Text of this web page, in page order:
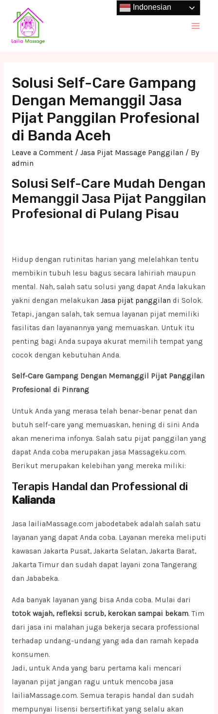
content
Solusi Self-Care Gampang
Dengan Memanggil Jasa
Pijat Panggilan Profesional
di Banda Aceh
Leave a Comment / Jasa Pijat Massage Panggilan / By
admin
Solusi Self-Care Mudah Dengan
Memanggil Jasa Pijat Panggilan
Profesional di Pulang Pisau
Hidup dengan rutinitas harian yang melelahkan tentu
membikin tubuh lesu bagus secara lahiriah maupun
mental. Nah, salah satu solusi yang dapat Anda lakukan
yakni dengan melakukan Jasa pijat panggilan di Solok.
Tetapi, jangan salah, tak semua layanan pijat memiliki
fasilitas dan layanannya yang memuaskan. Untuk itu
penting bagi Anda supaya akurat memilih tempat yang
cocok dengan kebutuhan Anda.
Self-Care Gampang Dengan Memanggil Pijat Panggilan
Profesional di Pinrang
Untuk Anda yang merasa telah benar-benar penat dan
butuh self-care yang memuaskan, hening di sini Anda
akan menerima infonya. Salah satu pijat panggilan yang
dapat Anda coba merupakan jasa Massageku.com.
Berikut merupakan kelebihan yang mereka miliki:
Terapis Handal dan Professional di
Kalianda
Jasa lailiaMassage.com jabodetabek adalah salah satu
layanan yang dapat Anda coba. Layanan mereka meliputi
kawasan Jakarta Pusat, Jakarta Selatan, Jakarta Barat,
Jakarta Timur dan sudah dapat layani zona Tangerang
dan Jababeka.
Ada banyak layanan yang bisa Anda coba. Mulai dari
totok wajah, refleksi scrub, kerokan sampai bekam. Tim
dari jasa ini malahan juga bekerja secara professional
terhadap undang-undang yang ada dan ramah kepada
konsumen.
Jadi, untuk Anda yang baru pertama kali mencari
layanan pijat jangan ragu untuk mencoba jasa
lailiaMassage.com. Semua terapis handal dan sudah
mempunyai lisensi bersertifikat yang selalu akan
Indonesian